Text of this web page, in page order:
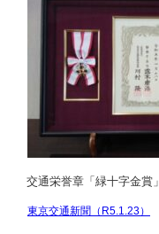
交通栄誉章「緑十字金賞」
東京交通新聞（R5.1.23）